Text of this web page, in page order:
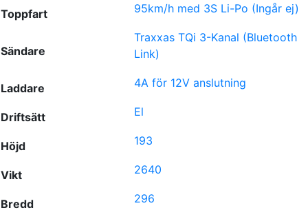
Toppfart 95km/h med 3S Li-Po (Ingår ej)
Sändare
Traxxas TQi 3-Kanal (Bluetooth
Link)
Laddare 4A för 12V anslutning
Driftsätt El
Höjd 193
Vikt 2640
Bredd 296